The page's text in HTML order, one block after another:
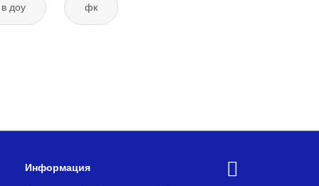
доу фк
Информация